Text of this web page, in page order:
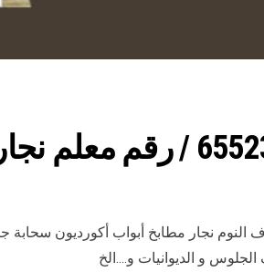
نجار مطابخ أبواب أكورديون سحابة
و الديوانيات و….الخ